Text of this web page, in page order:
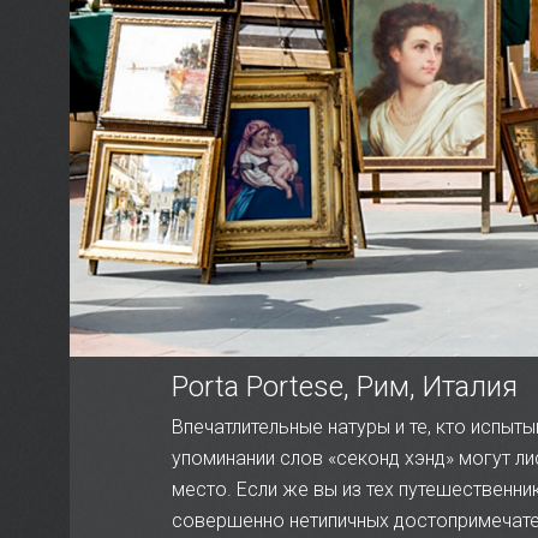
Porta Portese, Рим, Италия
Впечатлительные натуры и те, кто
упоминании слов «секонд хэнд» могут
место. Если же вы из тех
совершенно нетипичных